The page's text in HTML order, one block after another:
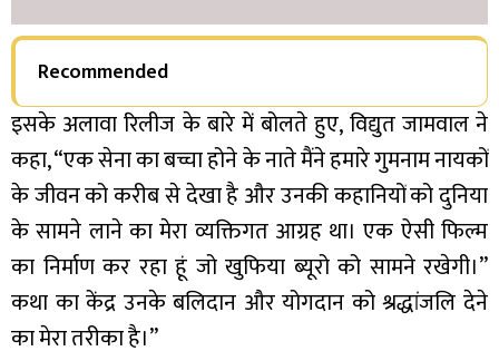
Recommended
इसके अलावा रिलीज के बारे में बोलते हुए, विद्युत जामवाल ने
कहा, “एक सेना का बच्चा होने के नाते मैंने हमारे गुमनाम नायकों
के जीवन को करीब से देखा है और उनकी कहानियों को दुनिया
के सामने लाने का मेरा व्यक्तिगत आग्रह था। एक ऐसी फिल्म
का निर्माण कर रहा हूं जो खुफिया ब्यूरो को सामने रखेगी।”
कथा का केंद्र उनके बलिदान और योगदान को श्रद्धांजलि देने
का मेरा तरीका है।”